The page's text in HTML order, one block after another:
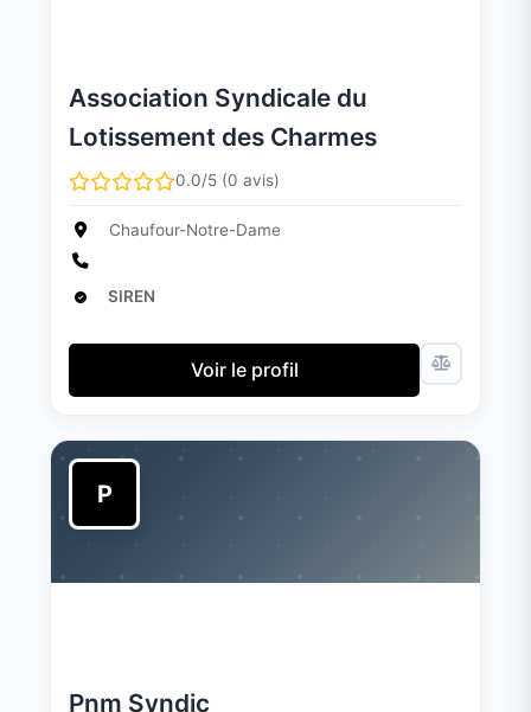
Association Syndicale du
Lotissement des Charmes
0.0/5 (0 avis)
Chaufour-Notre-Dame
SIREN
Voir le profil
P
Pnm Syndic